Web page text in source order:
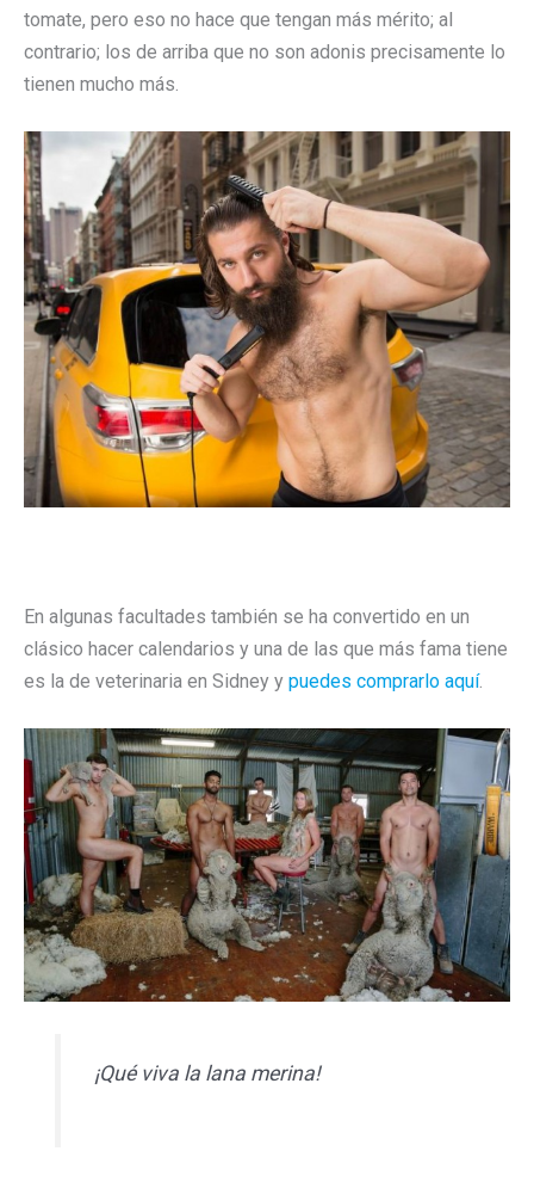
tomate, pero eso no hace que tengan más mérito; al
contrario; los de arriba que no son adonis precisamente lo
tienen mucho más.
En algunas facultades también se ha convertido en un
clásico hacer calendarios y una de las que más fama tiene
es la de veterinaria en Sidney y puedes comprarlo aquí.
¡Qué viva la lana merina!